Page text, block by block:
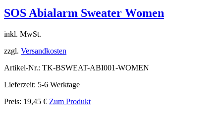
SOS Abialarm Sweater Women
inkl. MwSt.
zzgl. Versandkosten
Artikel-Nr.: TK-BSWEAT-ABI001-WOMEN
Lieferzeit: 5-6 Werktage
Preis: 19,45 € Zum Produkt